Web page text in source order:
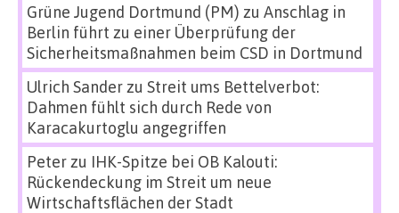
Grüne Jugend Dortmund (PM) zu Anschlag in
Berlin führt zu einer Überprüfung der
Sicherheitsmaßnahmen beim CSD in Dortmund
Ulrich Sanderzu Streit ums Bettelverbot:
Dahmen fühlt sich durch Rede von
Karacakurtoglu angegriffen
Peterzu IHK-Spitze bei OB Kalouti:
Rückendeckung im Streit um neue
Wirtschaftsflächen der Stadt